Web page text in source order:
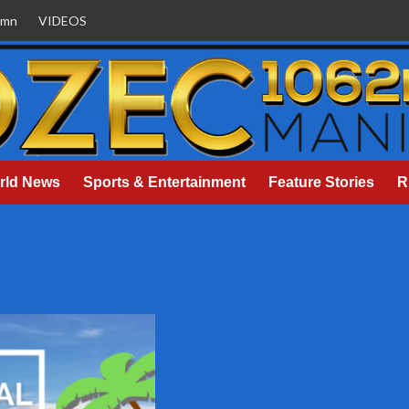
VIDEOS
News Sports & Entertainment Feature Stories